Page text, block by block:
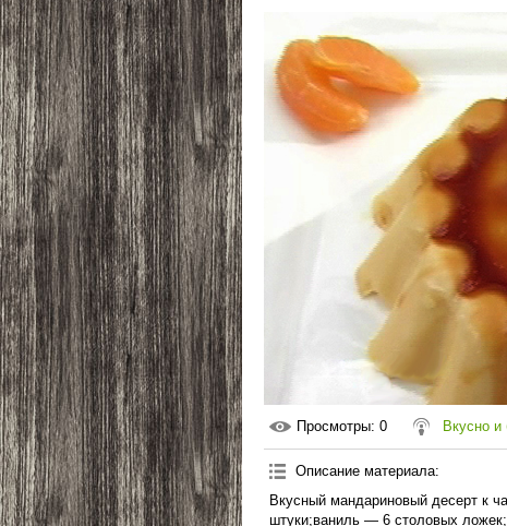
Просмотры: 0 Вкусно и
Описание материала:
Вкусный мандариновый десерт к
штуки;ваниль — 6 столовых